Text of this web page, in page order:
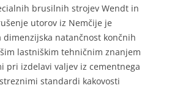
brusilnih strojev Wendt in
utorov iz Nemčije je
dimenzijska natančnost končnih
lastniškim tehničnim znanjem
pri izdelavi valjev iz cementnega
standardi kakovosti